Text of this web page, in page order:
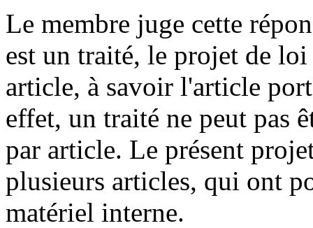
Le membre juge cette
est un traité, le projet de
article, à savoir l'article
effet, un traité ne peut pas
par article. Le présent
plusieurs articles, qui ont
matériel interne.